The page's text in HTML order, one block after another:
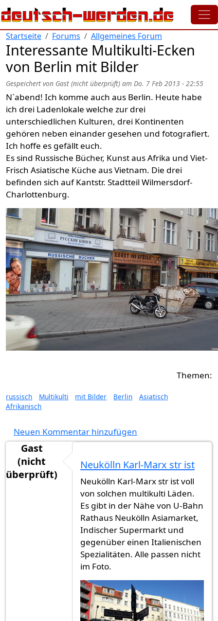
Direkt zum Inhalt
Startseite Forums Allgemeines Forum
Interessante Multikulti-Ecken
von Berlin mit Bilder
Gespeichert von Gast (nicht überprüft) am Do. 7 Feb 2013 - 22:55
N`abend! Ich komme auch aus Berlin. Heute habe
ich drei Ladenlokale welche zur drei
unterschiedlichen Kulturen, drei Kontinenten
gehören neben einander gesehen und fotografiert.
Ich hoffe es gefällt euch.
Es sind Russische Bücher, Kunst aus Afrika und Viet-
Frisch Asiatische Küche aus Vietnam. Die drei
befinden sich auf Kantstr. Stadtteil Wilmersdorf-
Charlottenburg.
russisch Multikulti mit Bilder Berlin
Asiatisch
Afrikanisch
Neuen Kommentar hinzufügen
Gast
(nicht
überprüft)
Neukölln Karl-Marx str ist
Neukölln Karl-Marx str ist voll
von solchen multikulti Läden.
Es gibt in der Nähe von U-Bahn
Rathaus Neukölln Asiamarket,
Indischer Supermarkt und
gegenüber einen Italienischen
Spezialitäten. Alle passen nicht
im Foto.